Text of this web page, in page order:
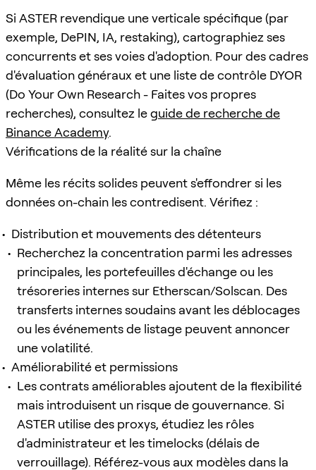
Si ASTER revendique une verticale spécifique (par
exemple, DePIN, IA, restaking), cartographiez ses
concurrents et ses voies d'adoption. Pour des cadres
d'évaluation généraux et une liste de contrôle DYOR
(Do Your Own Research - Faites vos propres
recherches), consultez leguide de recherche de
Binance Academy.
Vérifications de la réalité sur la chaîne
Même les récits solides peuvent s'effondrer si les
données on-chain les contredisent. Vérifiez :
Distribution et mouvements des détenteurs
Recherchez la concentration parmi les adresses
principales, les portefeuilles d'échange ou les
trésoreries internes sur Etherscan/Solscan. Des
transferts internes soudains avant les déblocages
ou les événements de listage peuvent annoncer
une volatilité.
Améliorabilité et permissions
Les contrats améliorables ajoutent de la flexibilité
mais introduisent un risque de gouvernance. Si
ASTER utilise des proxys, étudiez les rôles
d'administrateur et les timelocks (délais de
verrouillage). Référez-vous aux modèles dans la